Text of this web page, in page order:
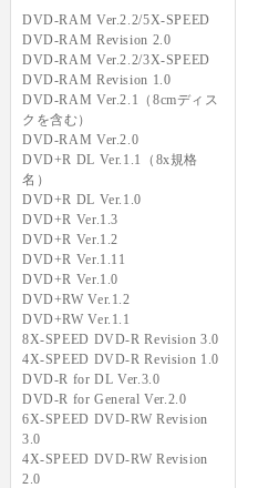
DVD-RAM Ver.2.2/5X-SPEED
DVD-RAM Revision 2.0
DVD-RAM Ver.2.2/3X-SPEED
DVD-RAM Revision 1.0
DVD-RAM Ver.2.1（8cmディス
クを含む）
DVD-RAM Ver.2.0
DVD+R DL Ver.1.1（8x規格
名）
DVD+R DL Ver.1.0
DVD+R Ver.1.3
DVD+R Ver.1.2
DVD+R Ver.1.11
DVD+R Ver.1.0
DVD+RW Ver.1.2
DVD+RW Ver.1.1
8X-SPEED DVD-R Revision 3.0
4X-SPEED DVD-R Revision 1.0
DVD-R for DL Ver.3.0
DVD-R for General Ver.2.0
6X-SPEED DVD-RW Revision
3.0
4X-SPEED DVD-RW Revision
2.0